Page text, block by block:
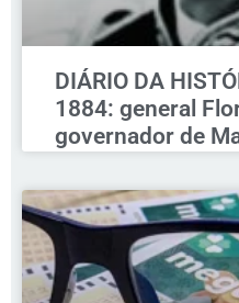
DIÁRIO DA
1884: general
governador de